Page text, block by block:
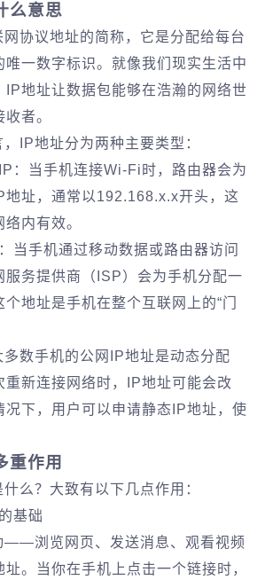
么意思
网协议地址的简称，它是分配给每台
唯一数字标识。就像我们现实生活中
IP地址让数据包能够在浩瀚的网络世
者。
IP地址分为两种主要类型：
：当手机连接Wi-Fi时，路由器会为
地址，通常以192.168.x.x开头，这
内有效。
当手机通过移动数据或路由器访问
服务提供商（ISP）会为手机分配一
地址是手机在整个互联网上的“门
多数手机的公网IP地址是动态分配
重新连接网络时，IP地址可能会改
况下，用户可以申请静态IP地址，使
重作用
么？大致有以下几点作用：
基础
——浏览网页、发送消息、观看视频
。当你在手机上点击一个链接时，